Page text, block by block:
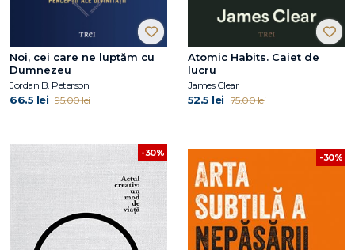
Noi, cei care ne luptăm cu
Dumnezeu
Jordan B. Peterson
66.5 lei 95.00 lei
Atomic Habits. Caiet de
lucru
James Clear
52.5 lei 75.00 lei
-30% -30%